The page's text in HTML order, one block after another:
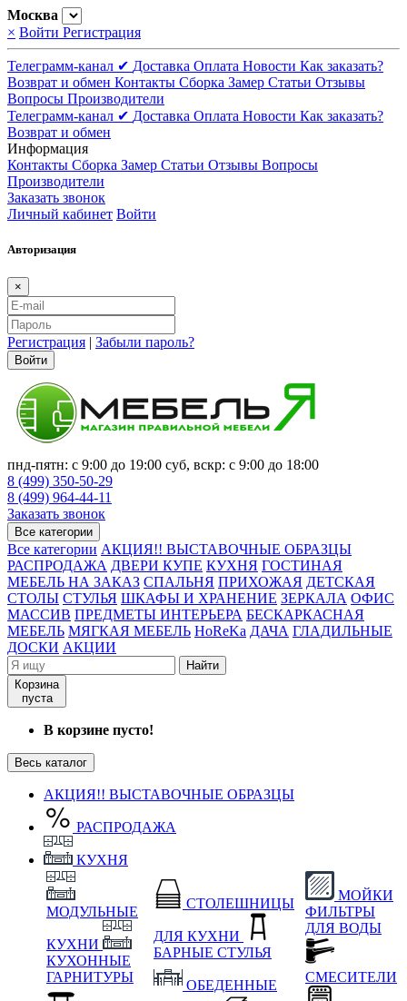
Москва
× Войти Регистрация
Телеграмм-канал ✔ Доставка Оплата Новости Как заказать?
Возврат и обмен Контакты Сборка Замер Статьи Отзывы
Вопросы Производители
Телеграмм-канал ✔ Доставка Оплата Новости Как заказать?
Возврат и обмен
Информация
Контакты Сборка Замер Статьи Отзывы Вопросы
Производители
Заказать звонок
Личный кабинет Войти
Авторизация
×
Регистрация | Забыли пароль?
Войти
пнд-пятн: с 9:00 до 19:00 суб, вскр: с 9:00 до 18:00
8 (499) 350-50-29
8 (499) 964-44-11
Заказать звонок
Все категории
Все категории АКЦИЯ!! ВЫСТАВОЧНЫЕ ОБРАЗЦЫ
РАСПРОДАЖА ДВЕРИ КУПЕ КУХНЯ ГОСТИНАЯ
МЕБЕЛЬ НА ЗАКАЗ СПАЛЬНЯ ПРИХОЖАЯ ДЕТСКАЯ
СТОЛЫ СТУЛЬЯ ШКАФЫ И ХРАНЕНИЕ ЗЕРКАЛА ОФИС
МАССИВ ПРЕДМЕТЫ ИНТЕРЬЕРА БЕСКАРКАСНАЯ
МЕБЕЛЬ МЯГКАЯ МЕБЕЛЬ HoReKa ДАЧА ГЛАДИЛЬНЫЕ
ДОСКИ АКЦИИ
Найти
Корзина
пуста
В корзине пусто!
Весь каталог
АКЦИЯ!! ВЫСТАВОЧНЫЕ ОБРАЗЦЫ
РАСПРОДАЖА
КУХНЯ
МОДУЛЬНЫЕ
КУХНИ
КУХОННЫЕ
ГАРНИТУРЫ
СТОЛЕШНИЦЫ
ДЛЯ КУХНИ
БАРНЫЕ СТУЛЬЯ
ОБЕДЕННЫЕ
МОЙКИ
ФИЛЬТРЫ
ДЛЯ ВОДЫ
СМЕСИТЕЛИ